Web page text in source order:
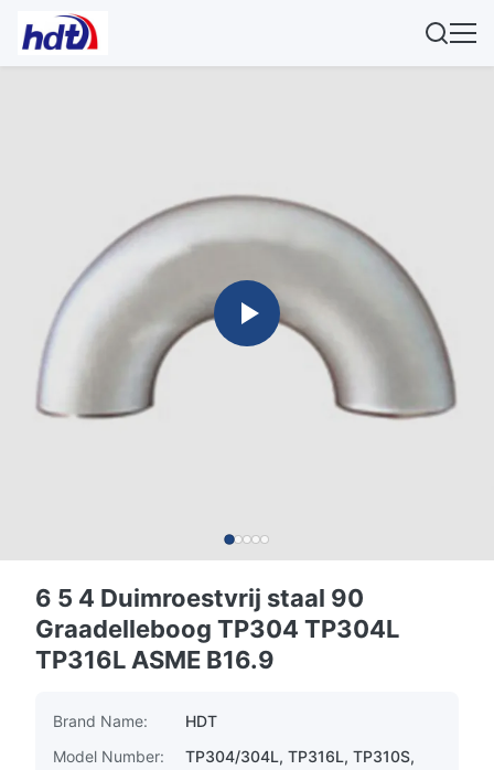
6 5 4 Duimroestvrij staal 90
Graadelleboog TP304 TP304L
TP316L ASME B16.9
Brand Name:
HDT
Model Number:
TP304/304L, TP316L, TP310S,